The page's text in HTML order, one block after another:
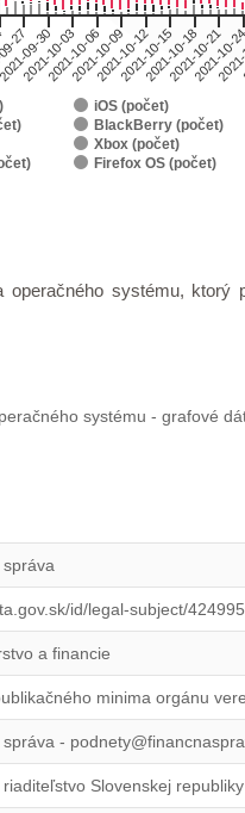
iOS (počet)
BlackBerry (počet)
Xbox (počet)
Firefox OS (počet)
2709-30
2021-10-03
2021-10-06
2021-10-09
2021-10-12
2021-10-15
2021-10-18
2021-10-21
2021-
systému,
systému - grafové
id/legal-subject/
a financie
minima orgánu
-
Slovenskej republiky